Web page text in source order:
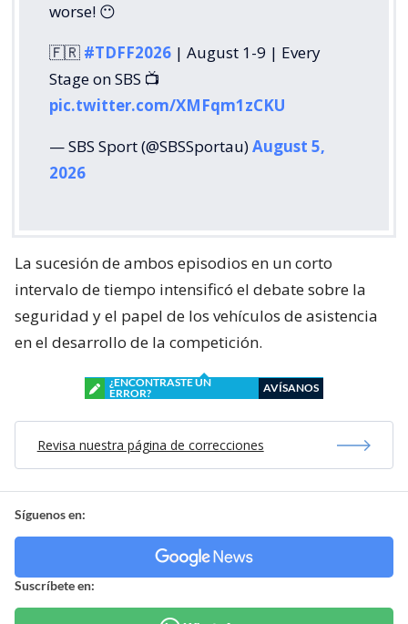
worse! 😶
🇫🇷 #TDFF2026 | August 1-9 | Every
Stage on SBS 📺
pic.twitter.com/XMFqm1zCKU
— SBS Sport (@SBSSportau)August 5,
2026
La sucesión de ambos episodios en un corto
intervalo de tiempo intensificó el debate sobre la
seguridad y el papel de los vehículos de asistencia
en el desarrollo de la competición.
¿ENCONTRASTE UN
ERROR?
AVÍSANOS
Revisa nuestra página de correcciones
Síguenos en:
Suscríbete en: